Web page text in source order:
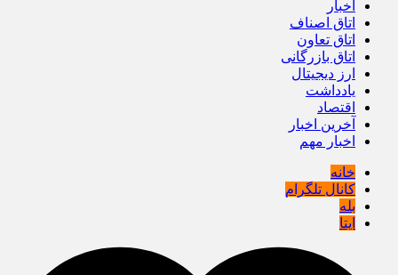
اخبار
اتاق اصناف
اتاق تعاون
اتاق بازرگانی
ارز دیجیتال
یادداشت
اقتصاد
آخرین اخبار
اخبار مهم
خانه
کانال تلگرام
بله
ایتا